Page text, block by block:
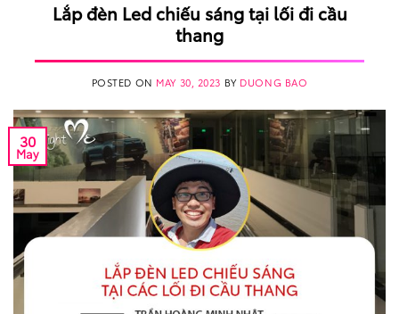
Lắp đèn Led chiếu sáng tại lối đi cầu
thang
POSTED ON MAY 30, 2023 BY DUONG BAO
30
May